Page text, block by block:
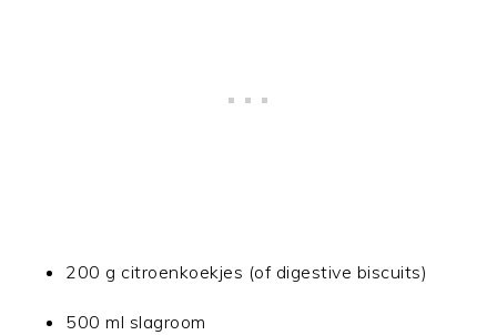
200 g citroenkoekjes (of digestive biscuits)
500 ml slagroom